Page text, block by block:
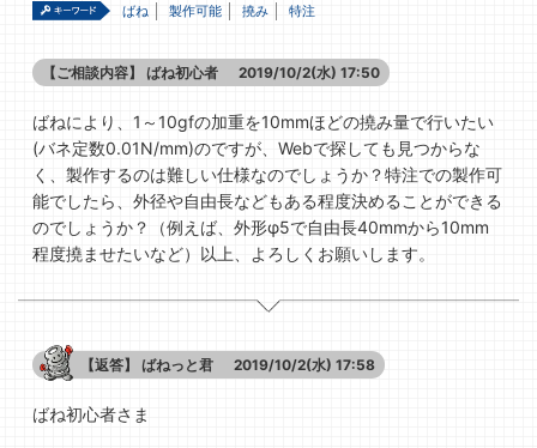
ばね 製作可能 撓み 特注
【ご相談内容】 ばね初心者 2019/10/2(水) 17:50
ばねにより、1～10gfの加重を10mmほどの撓み量で行いたい
(バネ定数0.01N/mm)のですが、Webで探しても見つからな
く、製作するのは難しい仕様なのでしょうか？特注での製作可
能でしたら、外径や自由長などもある程度決めることができる
のでしょうか？（例えば、外形φ5で自由長40mmから10mm
程度撓ませたいなど）以上、よろしくお願いします。
【返答】 ばねっと君 2019/10/2(水) 17:58
ばね初心者さま